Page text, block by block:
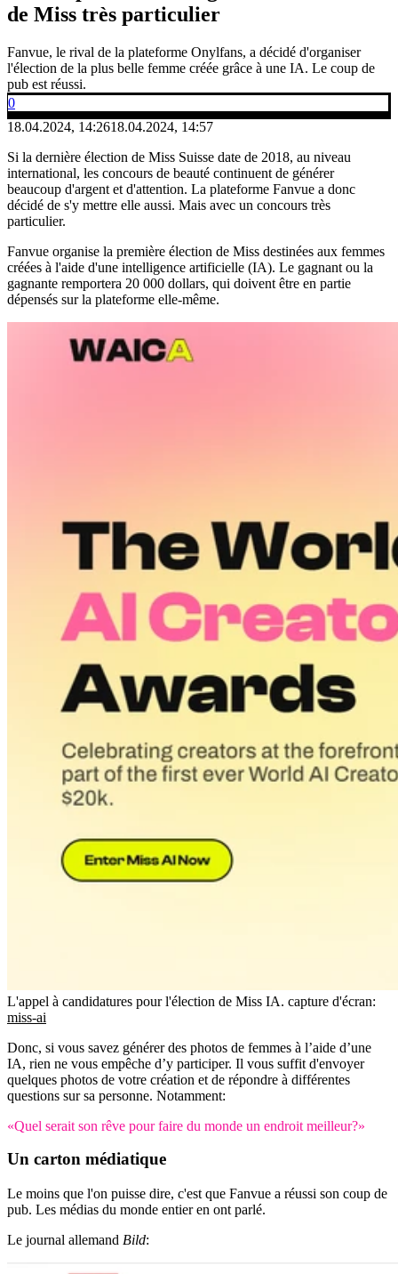
de Miss très particulier
Fanvue, le rival de la plateforme Onylfans, a décidé d'organiser
l'élection de la plus belle femme créée grâce à une IA. Le coup de
pub est réussi.
0
18.04.2024, 14:2618.04.2024, 14:57
Si la dernière élection de Miss Suisse date de 2018, au niveau
international, les concours de beauté continuent de générer
beaucoup d'argent et d'attention. La plateforme Fanvue a donc
décidé de s'y mettre elle aussi. Mais avec un concours très
particulier.
Fanvue organise la première élection de Miss destinées aux femmes
créées à l'aide d'une intelligence artificielle (IA). Le gagnant ou la
gagnante remportera 20 000 dollars, qui doivent être en partie
dépensés sur la plateforme elle-même.
L'appel à candidatures pour l'élection de Miss IA. capture d'écran:
miss-ai
Donc, si vous savez générer des photos de femmes à l’aide d’une
IA, rien ne vous empêche d’y participer. Il vous suffit d'envoyer
quelques photos de votre création et de répondre à différentes
questions sur sa personne. Notamment:
«Quel serait son rêve pour faire du monde un endroit meilleur?»
Un carton médiatique
Le moins que l'on puisse dire, c'est que Fanvue a réussi son coup de
pub. Les médias du monde entier en ont parlé.
Le journal allemand Bild: